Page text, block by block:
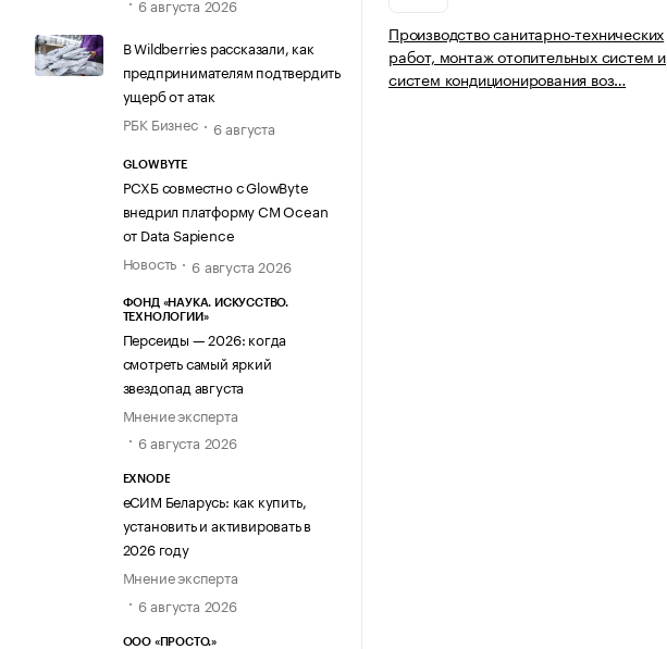
6 августа 2026
В Wildberries рассказали, как
предпринимателям подтвердить
ущерб от атак
РБК Бизнес
6 августа
GLOWBYTE
РСХБ совместно с GlowByte
внедрил платформу CM Ocean
от Data Sapience
Новость
6 августа 2026
ФОНД «НАУКА. ИСКУССТВО.
ТЕХНОЛОГИИ»
Персеиды — 2026: когда
смотреть самый яркий
звездопад августа
Мнение эксперта
6 августа 2026
EXNODE
еСИМ Беларусь: как купить,
установить и активировать в
2026 году
Мнение эксперта
6 августа 2026
ООО «ПРОСТО.»
Производство санитарно-технических
работ, монтаж отопительных систем и
систем кондиционирования воз…